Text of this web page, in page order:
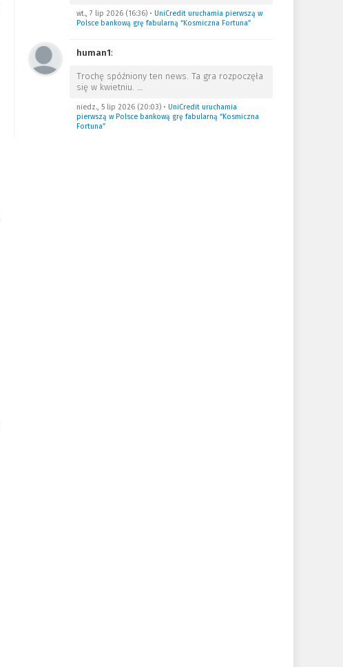
wt., 7 lip 2026 (16:36)• UniCredit uruchamia pierwszą w
Polsce bankową grę fabularną “Kosmiczna Fortuna”
human1:
Trochę spóźniony ten news. Ta gra rozpoczęła
się w kwietniu. …
niedz., 5 lip 2026 (20:03)• UniCredit uruchamia
pierwszą w Polsce bankową grę fabularną “Kosmiczna
Fortuna”